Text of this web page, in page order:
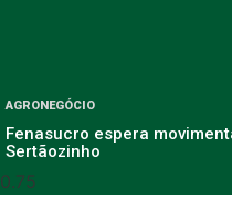
AGRONEGÓCIO
Fenasucro espera
Sertãozinho